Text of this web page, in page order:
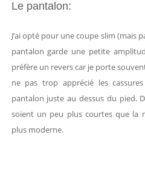
Le pantalon:
J’ai opté pour une coupe slim (mais
pantalon garde une petite
préfère un revers car je porte
ne pas trop apprécié les
pantalon juste au dessus du pied.
soient un peu plus courtes que la
plus moderne.